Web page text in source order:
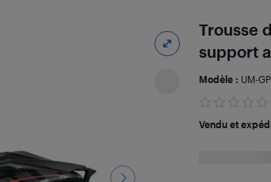
Trousse
support
Modèle : UM-
Vendu et